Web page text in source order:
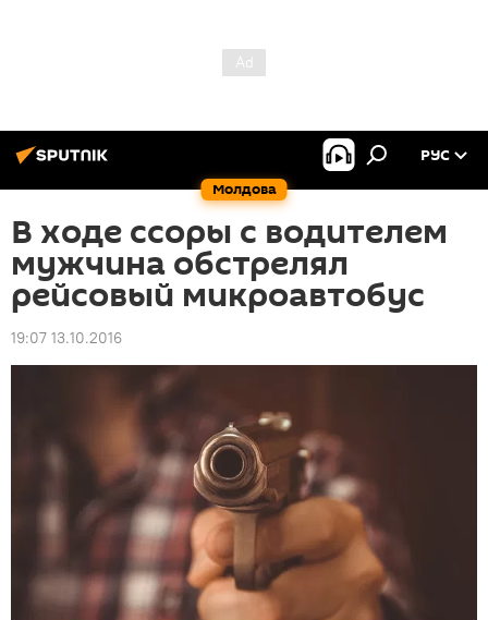
Молдова
РУС
В ходе ссоры с водителем
мужчина обстрелял
рейсовый микроавтобус
19:07 13.10.2016